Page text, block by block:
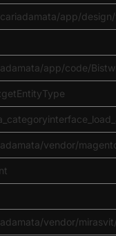
app/
app/code/
vendor/
vendor/